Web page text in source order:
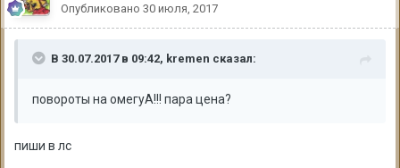
Опубликовано 30 июля, 2017
В 30.07.2017 в 09:42, kremen сказал:
повороты на омегуА!!! пара цена?
пиши в лс